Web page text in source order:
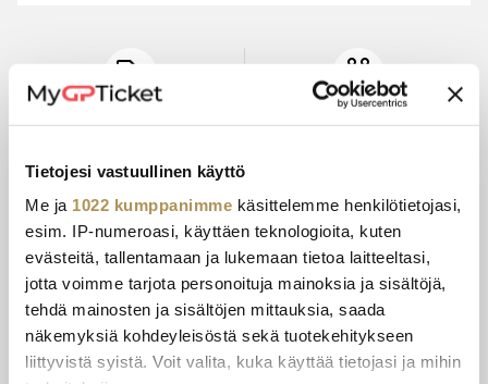
Tietojesi vastuullinen käyttö
Me ja 1022 kumppanimme käsittelemme henkilötietojasi,
esim. IP-numeroasi, käyttäen teknologioita, kuten
evästeitä, tallentamaan ja lukemaan tietoa laitteeltasi,
jotta voimme tarjota personoituja mainoksia ja sisältöjä,
tehdä mainosten ja sisältöjen mittauksia, saada
näkemyksiä kohdeyleisöstä sekä tuotekehitykseen
liittyvistä syistä. Voit valita, kuka käyttää tietojasi ja mihin
15+ VUODEN
KOKEMUS
TURVALLINEN
MAKSU
ASIAKASPALVELU E-LIPPU